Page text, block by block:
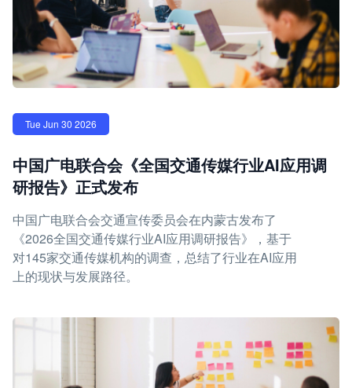
Tue Jun 30 2026
中国广电联合会《全国交通传媒行业AI应用调
研报告》正式发布
中国广电联合会交通宣传委员会在内蒙古发布了
《2026全国交通传媒行业AI应用调研报告》，基于
对145家交通传媒机构的调查，总结了行业在AI应用
上的现状与发展路径。